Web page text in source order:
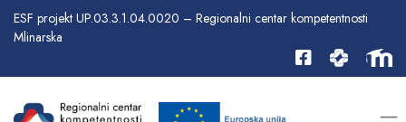
ESF projekt UP.03.3.1.04.0020 – Regionalni centar kompetentnosti
Mlinarska